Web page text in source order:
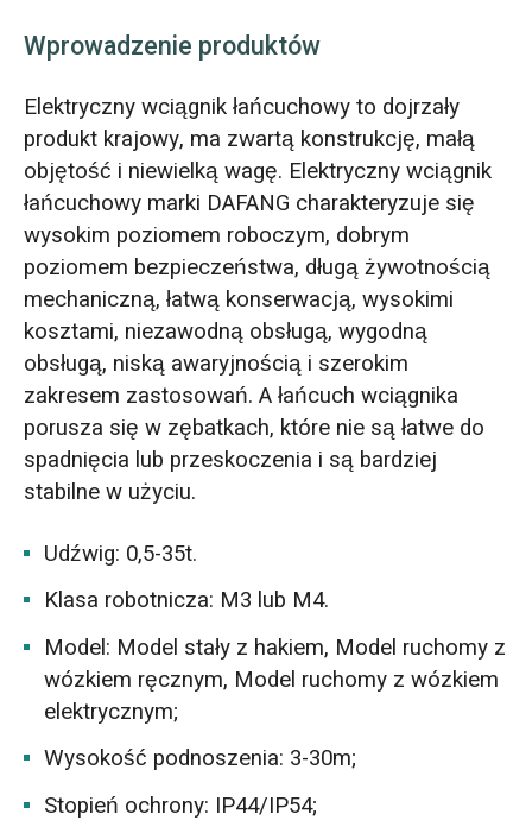
Wprowadzenie produktów
Elektryczny wciągnik łańcuchowy to dojrzały
produkt krajowy, ma zwartą konstrukcję, małą
objętość i niewielką wagę. Elektryczny wciągnik
łańcuchowy marki DAFANG charakteryzuje się
wysokim poziomem roboczym, dobrym
poziomem bezpieczeństwa, długą żywotnością
mechaniczną, łatwą konserwacją, wysokimi
kosztami, niezawodną obsługą, wygodną
obsługą, niską awaryjnością i szerokim
zakresem zastosowań. A łańcuch wciągnika
porusza się w zębatkach, które nie są łatwe do
spadnięcia lub przeskoczenia i są bardziej
stabilne w użyciu.
Udźwig: 0,5-35t.
Klasa robotnicza: M3 lub M4.
Model: Model stały z hakiem, Model ruchomy z
wózkiem ręcznym, Model ruchomy z wózkiem
elektrycznym;
Wysokość podnoszenia: 3-30m;
Stopień ochrony: IP44/IP54;